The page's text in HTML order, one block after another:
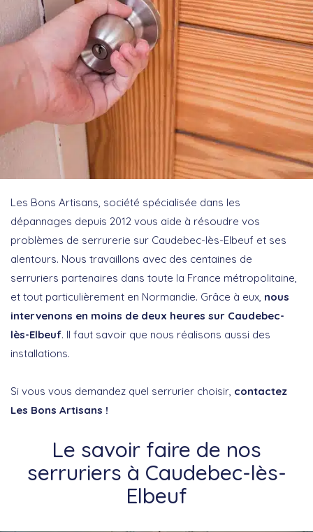
Les Bons Artisans, société spécialisée dans les
dépannages depuis 2012 vous aide à résoudre vos
problèmes de serrurerie sur Caudebec-lès-Elbeuf et ses
alentours. Nous travaillons avec des centaines de
serruriers partenaires dans toute la France métropolitaine,
et tout particulièrement en Normandie. Grâce à eux, nous
intervenons en moins de deux heures sur Caudebec-
lès-Elbeuf. Il faut savoir que nous réalisons aussi des
installations.
Si vous vous demandez quel serrurier choisir, contactez
Les Bons Artisans !
Le savoir faire de nos
serruriers à Caudebec-lès-
Elbeuf